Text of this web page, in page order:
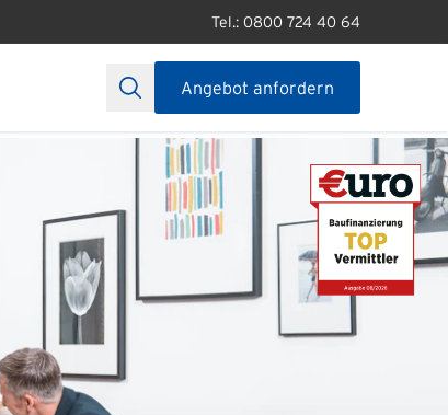
Tel.: 0800 724 40 64
Angebot anfordern